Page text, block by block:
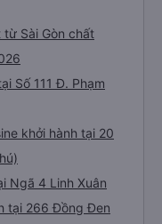
Sài Gòn chất
Số 111 Đ. Phạm
khởi hành tại 20
Ngã 4 Linh Xuân
tại 266 Đồng Đen